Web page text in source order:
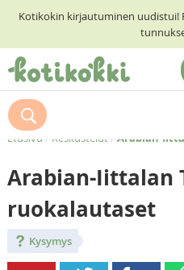
Kotikokin kirjautuminen uudistui!
ETUSIVU
RESEPTIHAKU
RUOKATEEMAT
KOTIKOKIT
Etusivu / Keskustelut/ Arabian-
Arabian-Iittalan
ruokalautaset
Kysymys